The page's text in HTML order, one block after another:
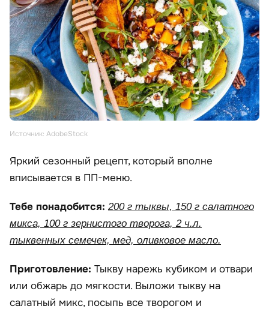
Источник: AdobeStock
Яркий сезонный рецепт, который вполне
вписывается в ПП-меню.
Тебе понадобится: 200 г тыквы, 150 г салатного
микса, 100 г зернистого творога, 2 ч.л.
тыквенных семечек, мед, оливковое масло.
Приготовление: Тыкву нарежь кубиком и отвари
или обжарь до мягкости. Выложи тыкву на
салатный микс, посыпь все творогом и